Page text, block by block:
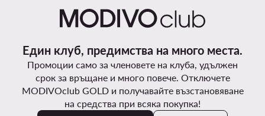
Един клуб, предимства на много места.
Промоции само за членовете на клуба, удължен
срок за връщане и много повече. Отключете
MODIVOclub GOLD и получавайте възстановяване
на средства при всяка покупка!